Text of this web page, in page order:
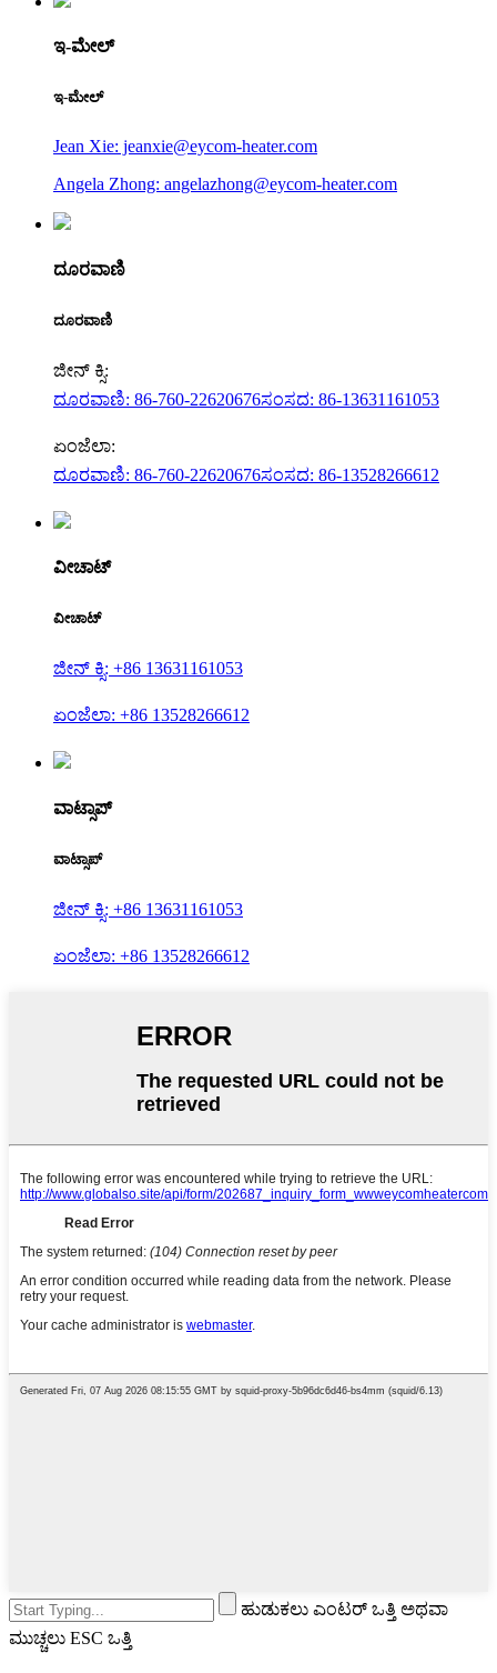
ಇ-ಮೇಲ್
ಇ-ಮೇಲ್
Jean Xie: jeanxie@eycom-heater.com
Angela Zhong: angelazhong@eycom-heater.com
ದೂರವಾಣಿ
ದೂರವಾಣಿ
ಜೀನ್ ಕ್ಸಿ:
ದೂರವಾಣಿ: 86-760-22620676ಸಂಸದ: 86-13631161053
ಏಂಜೆಲಾ:
ದೂರವಾಣಿ: 86-760-22620676ಸಂಸದ: 86-13528266612
ವೀಚಾಟ್
ವೀಚಾಟ್
ಜೀನ್ ಕ್ಸಿ: +86 13631161053
ಏಂಜೆಲಾ: +86 13528266612
ವಾಟ್ಸಾಪ್
ವಾಟ್ಸಾಪ್
ಜೀನ್ ಕ್ಸಿ: +86 13631161053
ಏಂಜೆಲಾ: +86 13528266612
ಹುಡುಕಲು ಎಂಟರ್ ಒತ್ತಿ ಅಥವಾ
ಮುಚ್ಚಲು ESC ಒತ್ತಿ